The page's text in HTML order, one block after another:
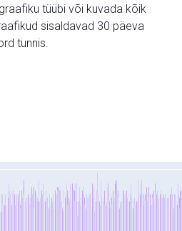
tüübi või kuvada kõik
sisaldavad 30 päeva
tunnis.